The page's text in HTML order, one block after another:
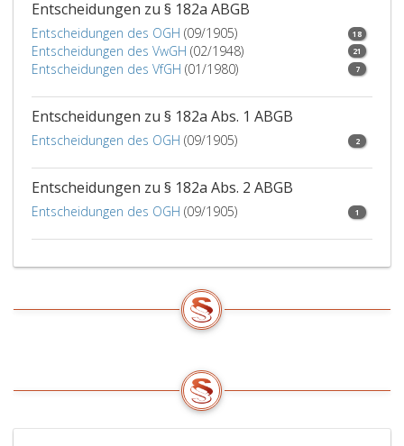
Entscheidungen zu § 182a ABGB
Entscheidungen des OGH (09/1905) 18
Entscheidungen des VwGH (02/1948) 21
Entscheidungen des VfGH (01/1980) 7
Entscheidungen zu § 182a Abs. 1 ABGB
Entscheidungen des OGH (09/1905) 2
Entscheidungen zu § 182a Abs. 2 ABGB
Entscheidungen des OGH (09/1905) 1